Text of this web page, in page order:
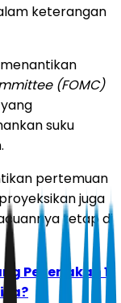
keterangan
(FOMC)
suku
pertemuan
juga
tetap di
Pekerjakan 11